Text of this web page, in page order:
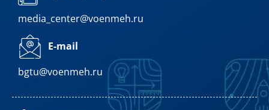
media_center@voenmeh.ru
E-mail
bgtu@voenmeh.ru